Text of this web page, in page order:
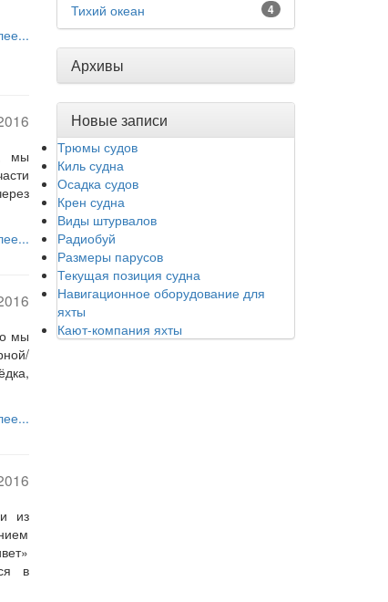
мы
мы
из
в
4
Тихий океан
Архивы
Новые записи
Трюмы судов
Киль судна
Осадка судов
Крен судна
Виды штурвалов
Радиобуй
Размеры парусов
Текущая позиция судна
Навигационное оборудование для
яхты
Кают-компания яхты